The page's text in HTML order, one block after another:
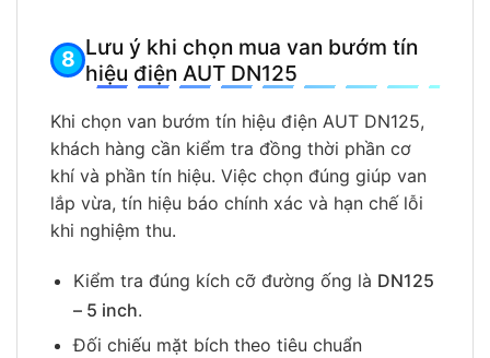
Lưu ý khi chọn mua van bướm tín
hiệu điện AUT DN125
Khi chọn van bướm tín hiệu điện AUT DN125,
khách hàng cần kiểm tra đồng thời phần cơ
khí và phần tín hiệu. Việc chọn đúng giúp van
lắp vừa, tín hiệu báo chính xác và hạn chế lỗi
khi nghiệm thu.
Kiểm tra đúng kích cỡ đường ống là DN125
– 5 inch.
Đối chiếu mặt bích theo tiêu chuẩn